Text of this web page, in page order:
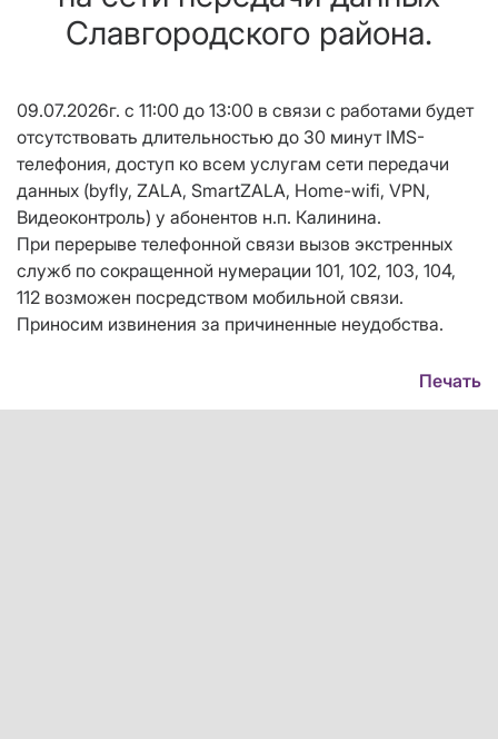
Славгородского района.
09.07.2026г. с 11:00 до 13:00 в связи с работами будет
отсутствовать длительностью до 30 минут IMS-
телефония, доступ ко всем услугам сети передачи
данных (byfly, ZALA, SmartZALA, Home-wifi, VPN,
Видеоконтроль) у абонентов н.п. Калинина.
При перерыве телефонной связи вызов экстренных
служб по сокращенной нумерации 101, 102, 103, 104,
112 возможен посредством мобильной связи.
Приносим извинения за причиненные неудобства.
Печать